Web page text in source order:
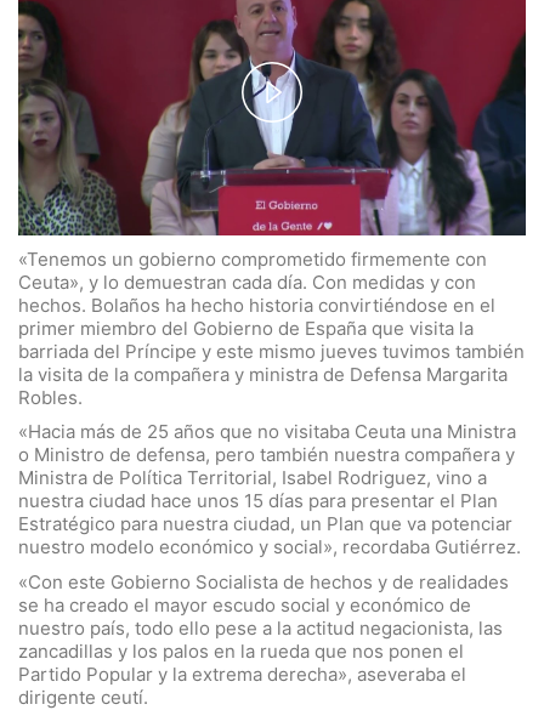
P
y
V
i
d
e
o
«Tenemos un gobierno comprometido firmemente con
Ceuta», y lo demuestran cada día. Con medidas y con
hechos. Bolaños ha hecho historia convirtiéndose en el
primer miembro del Gobierno de España que visita la
barriada del Príncipe y este mismo jueves tuvimos también
la visita de la compañera y ministra de Defensa Margarita
Robles.
«Hacia más de 25 años que no visitaba Ceuta una Ministra
o Ministro de defensa, pero también nuestra compañera y
Ministra de Política Territorial, Isabel Rodriguez, vino a
nuestra ciudad hace unos 15 días para presentar el Plan
Estratégico para nuestra ciudad, un Plan que va potenciar
nuestro modelo económico y social», recordaba Gutiérrez.
«Con este Gobierno Socialista de hechos y de realidades
se ha creado el mayor escudo social y económico de
nuestro país, todo ello pese a la actitud negacionista, las
zancadillas y los palos en la rueda que nos ponen el
Partido Popular y la extrema derecha», aseveraba el
dirigente ceutí.